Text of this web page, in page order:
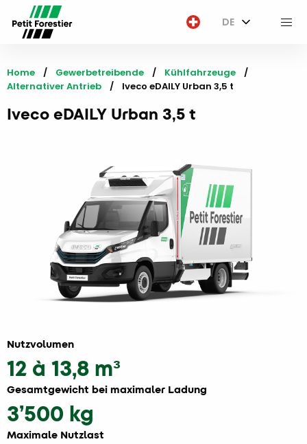
DE
Home Gewerbetreibende
Kühlfahrzeuge
Alternativer Antrieb
Current:
Iveco eDAILY Urban 3,5 t
Iveco eDAILY Urban 3,5 t
Nutzvolumen
12 à 13,8 m³
Gesamtgewicht bei maximaler Ladung
3’500 kg
Maximale Nutzlast